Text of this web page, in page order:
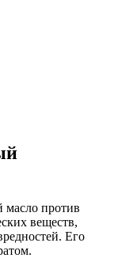
масло против
веществ,
Его